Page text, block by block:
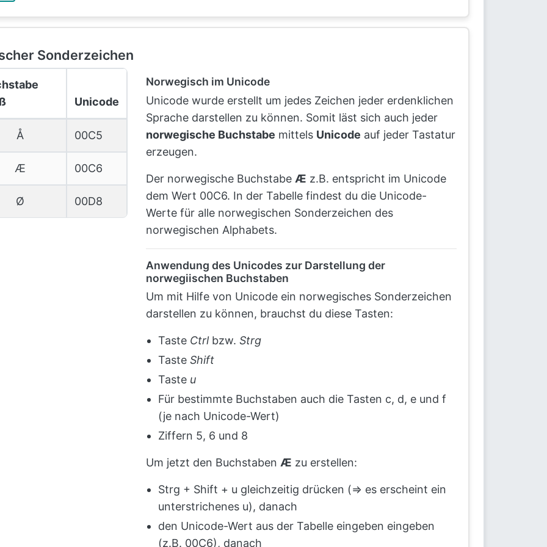
Sonderzeichen
Unicode
Å 00C5
Æ 00C6
Ø 00D8
Norwegisch im Unicode
Unicode wurde erstellt um jedes Zeichen jeder erdenklichen
Sprache darstellen zu können. Somit läst sich auch jeder
norwegische Buchstabe mittels Unicode auf jeder Tastatur
erzeugen.
Der norwegische Buchstabe Æ z.B. entspricht im Unicode
dem Wert 00C6. In der Tabelle findest du die Unicode-
Werte für alle norwegischen Sonderzeichen des
norwegischen Alphabets.
Anwendung des Unicodes zur Darstellung der
norwegiischen Buchstaben
Um mit Hilfe von Unicode ein norwegisches Sonderzeichen
darstellen zu können, brauchst du diese Tasten:
Taste Ctrlbzw. Strg
Taste Shift
Taste u
Für bestimmte Buchstaben auch die Tasten c, d, e und f
(je nach Unicode-Wert)
Ziffern 5, 6 und 8
Um jetzt den Buchstaben Æ zu erstellen:
Strg + Shift + u gleichzeitig drücken (=> es erscheint ein
unterstrichenes u), danach
den Unicode-Wert aus der Tabelle eingeben eingeben
(z.B. 00C6), danach